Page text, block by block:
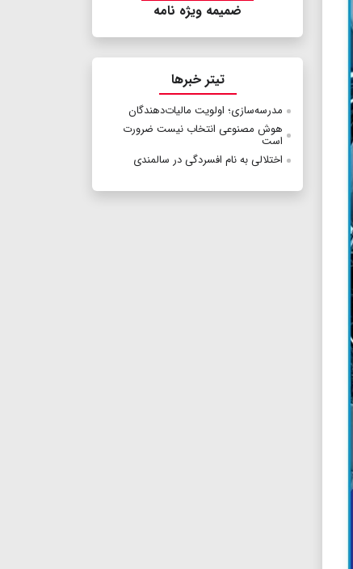
ضمیمه ویژه نامه
تیتر خبرها
مدرسه‌سازی؛ اولویت مالیات‌دهندگان
هوش مصنوعی انتخاب نیست ضرورت
است
اختلالی به نام افسردگی در سالمندی